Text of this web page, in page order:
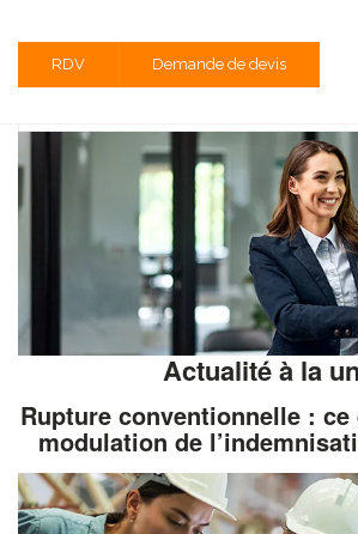
RDV Demande de devis
Acompte de CFE et/ou d’IFER :
Actualité à la
Rupture conventionnelle : ce
modulation de